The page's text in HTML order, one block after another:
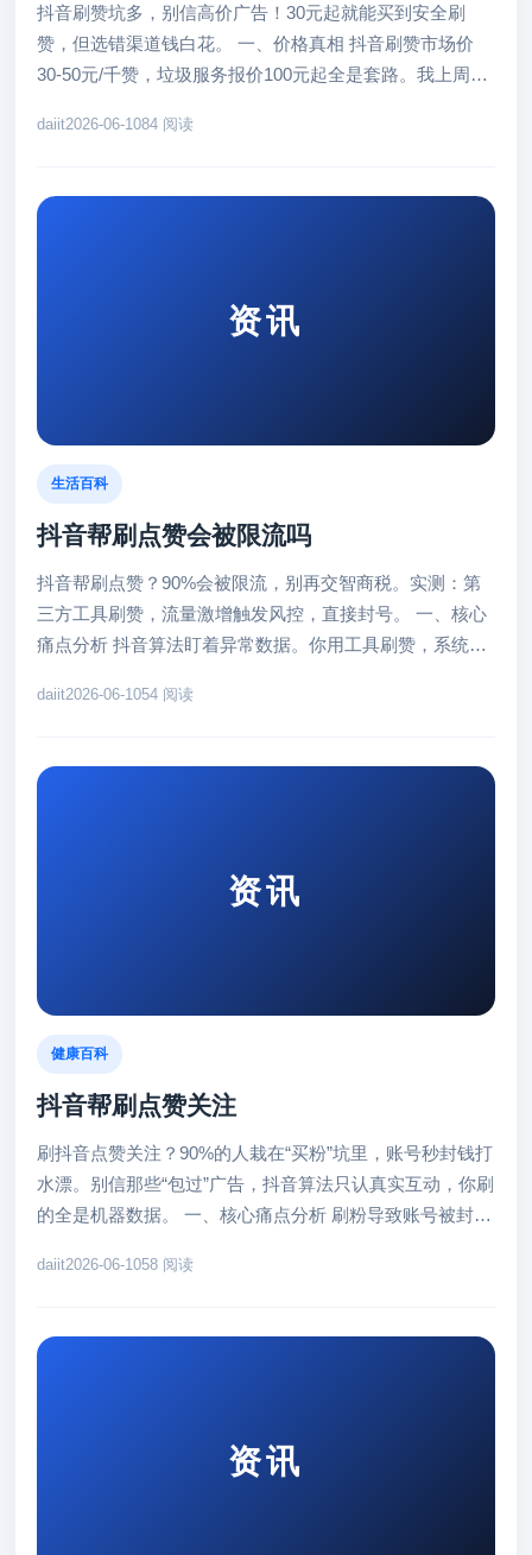
抖音刷赞坑多，别信高价广告！30元起就能买到安全刷
赞，但选错渠道钱白花。 一、价格真相 抖音刷赞市场价
30-50元/千赞，垃圾服务报价100元起全是套路。我上周帮
daiit2026-06-1084 阅读
资讯
生活百科
抖音帮刷点赞会被限流吗
抖音帮刷点赞？90%会被限流，别再交智商税。实测：第
三方工具刷赞，流量激增触发风控，直接封号。 一、核心
痛点分析 抖音算法盯着异常数据。你用工具刷赞，系统瞬
daiit2026-06-1054 阅读
资讯
健康百科
抖音帮刷点赞关注
刷抖音点赞关注？90%的人栽在“买粉”坑里，账号秒封钱打
水漂。别信那些“包过”广告，抖音算法只认真实互动，你刷
的全是机器数据。 一、核心痛点分析 刷粉导致账号被封是
daiit2026-06-1058 阅读
资讯